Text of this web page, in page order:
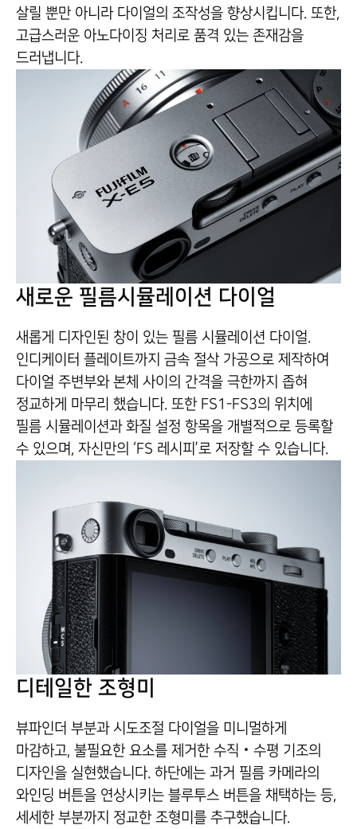
살릴 뿐만 아니라 다이얼의 조작성을 향상시킵니다. 또한,
고급스러운 아노다이징 처리로 품격 있는 존재감을
드러냅니다.
새로운 필름시뮬레이션 다이얼
새롭게 디자인된 창이 있는 필름 시뮬레이션 다이얼.
인디케이터 플레이트까지 금속 절삭 가공으로 제작하여
다이얼 주변부와 본체 사이의 간격을 극한까지 좁혀
정교하게 마무리 했습니다. 또한 FS1-FS3의 위치에
필름 시뮬레이션과 화질 설정 항목을 개별적으로 등록할
수 있으며, 자신만의 ‘FS 레시피’로 저장할 수 있습니다.
디테일한 조형미
뷰파인더 부분과 시도조절 다이얼을 미니멀하게
마감하고, 불필요한 요소를 제거한 수직‧수평 기조의
디자인을 실현했습니다. 하단에는 과거 필름 카메라의
와인딩 버튼을 연상시키는 블루투스 버튼을 채택하는 등,
세세한 부분까지 정교한 조형미를 추구했습니다.